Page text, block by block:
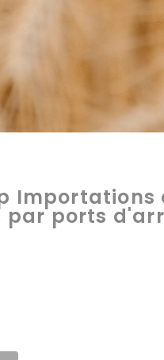
par ports